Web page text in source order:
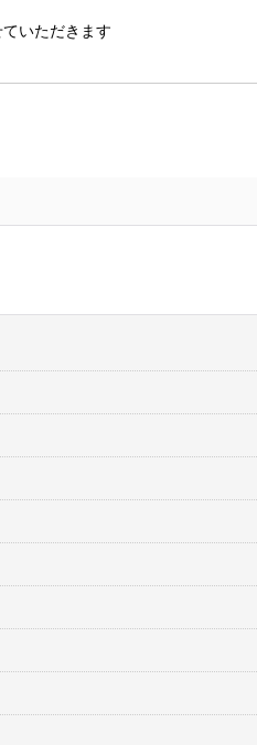
いただきます